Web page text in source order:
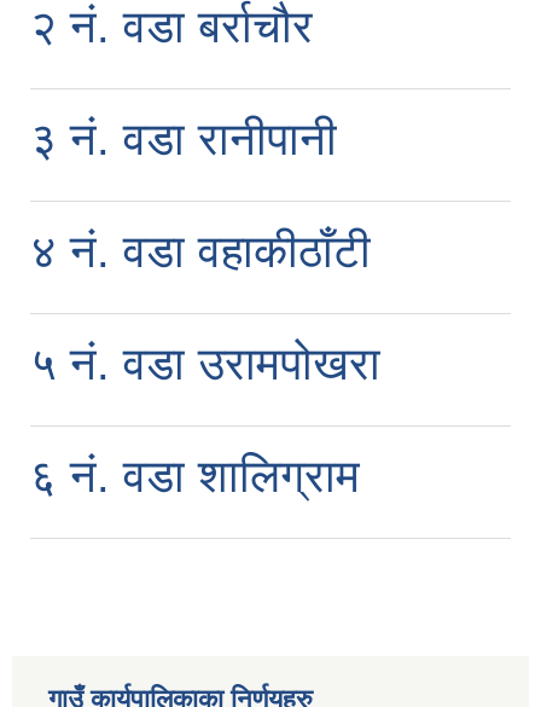
२ नं. वडा बर्राचौर
३ नं. वडा रानीपानी
४ नं. वडा वहाकीठाँटी
५ नं. वडा उरामपोखरा
६ नं. वडा शालिग्राम
गाउँ कार्यपालिकाका निर्णयहरु